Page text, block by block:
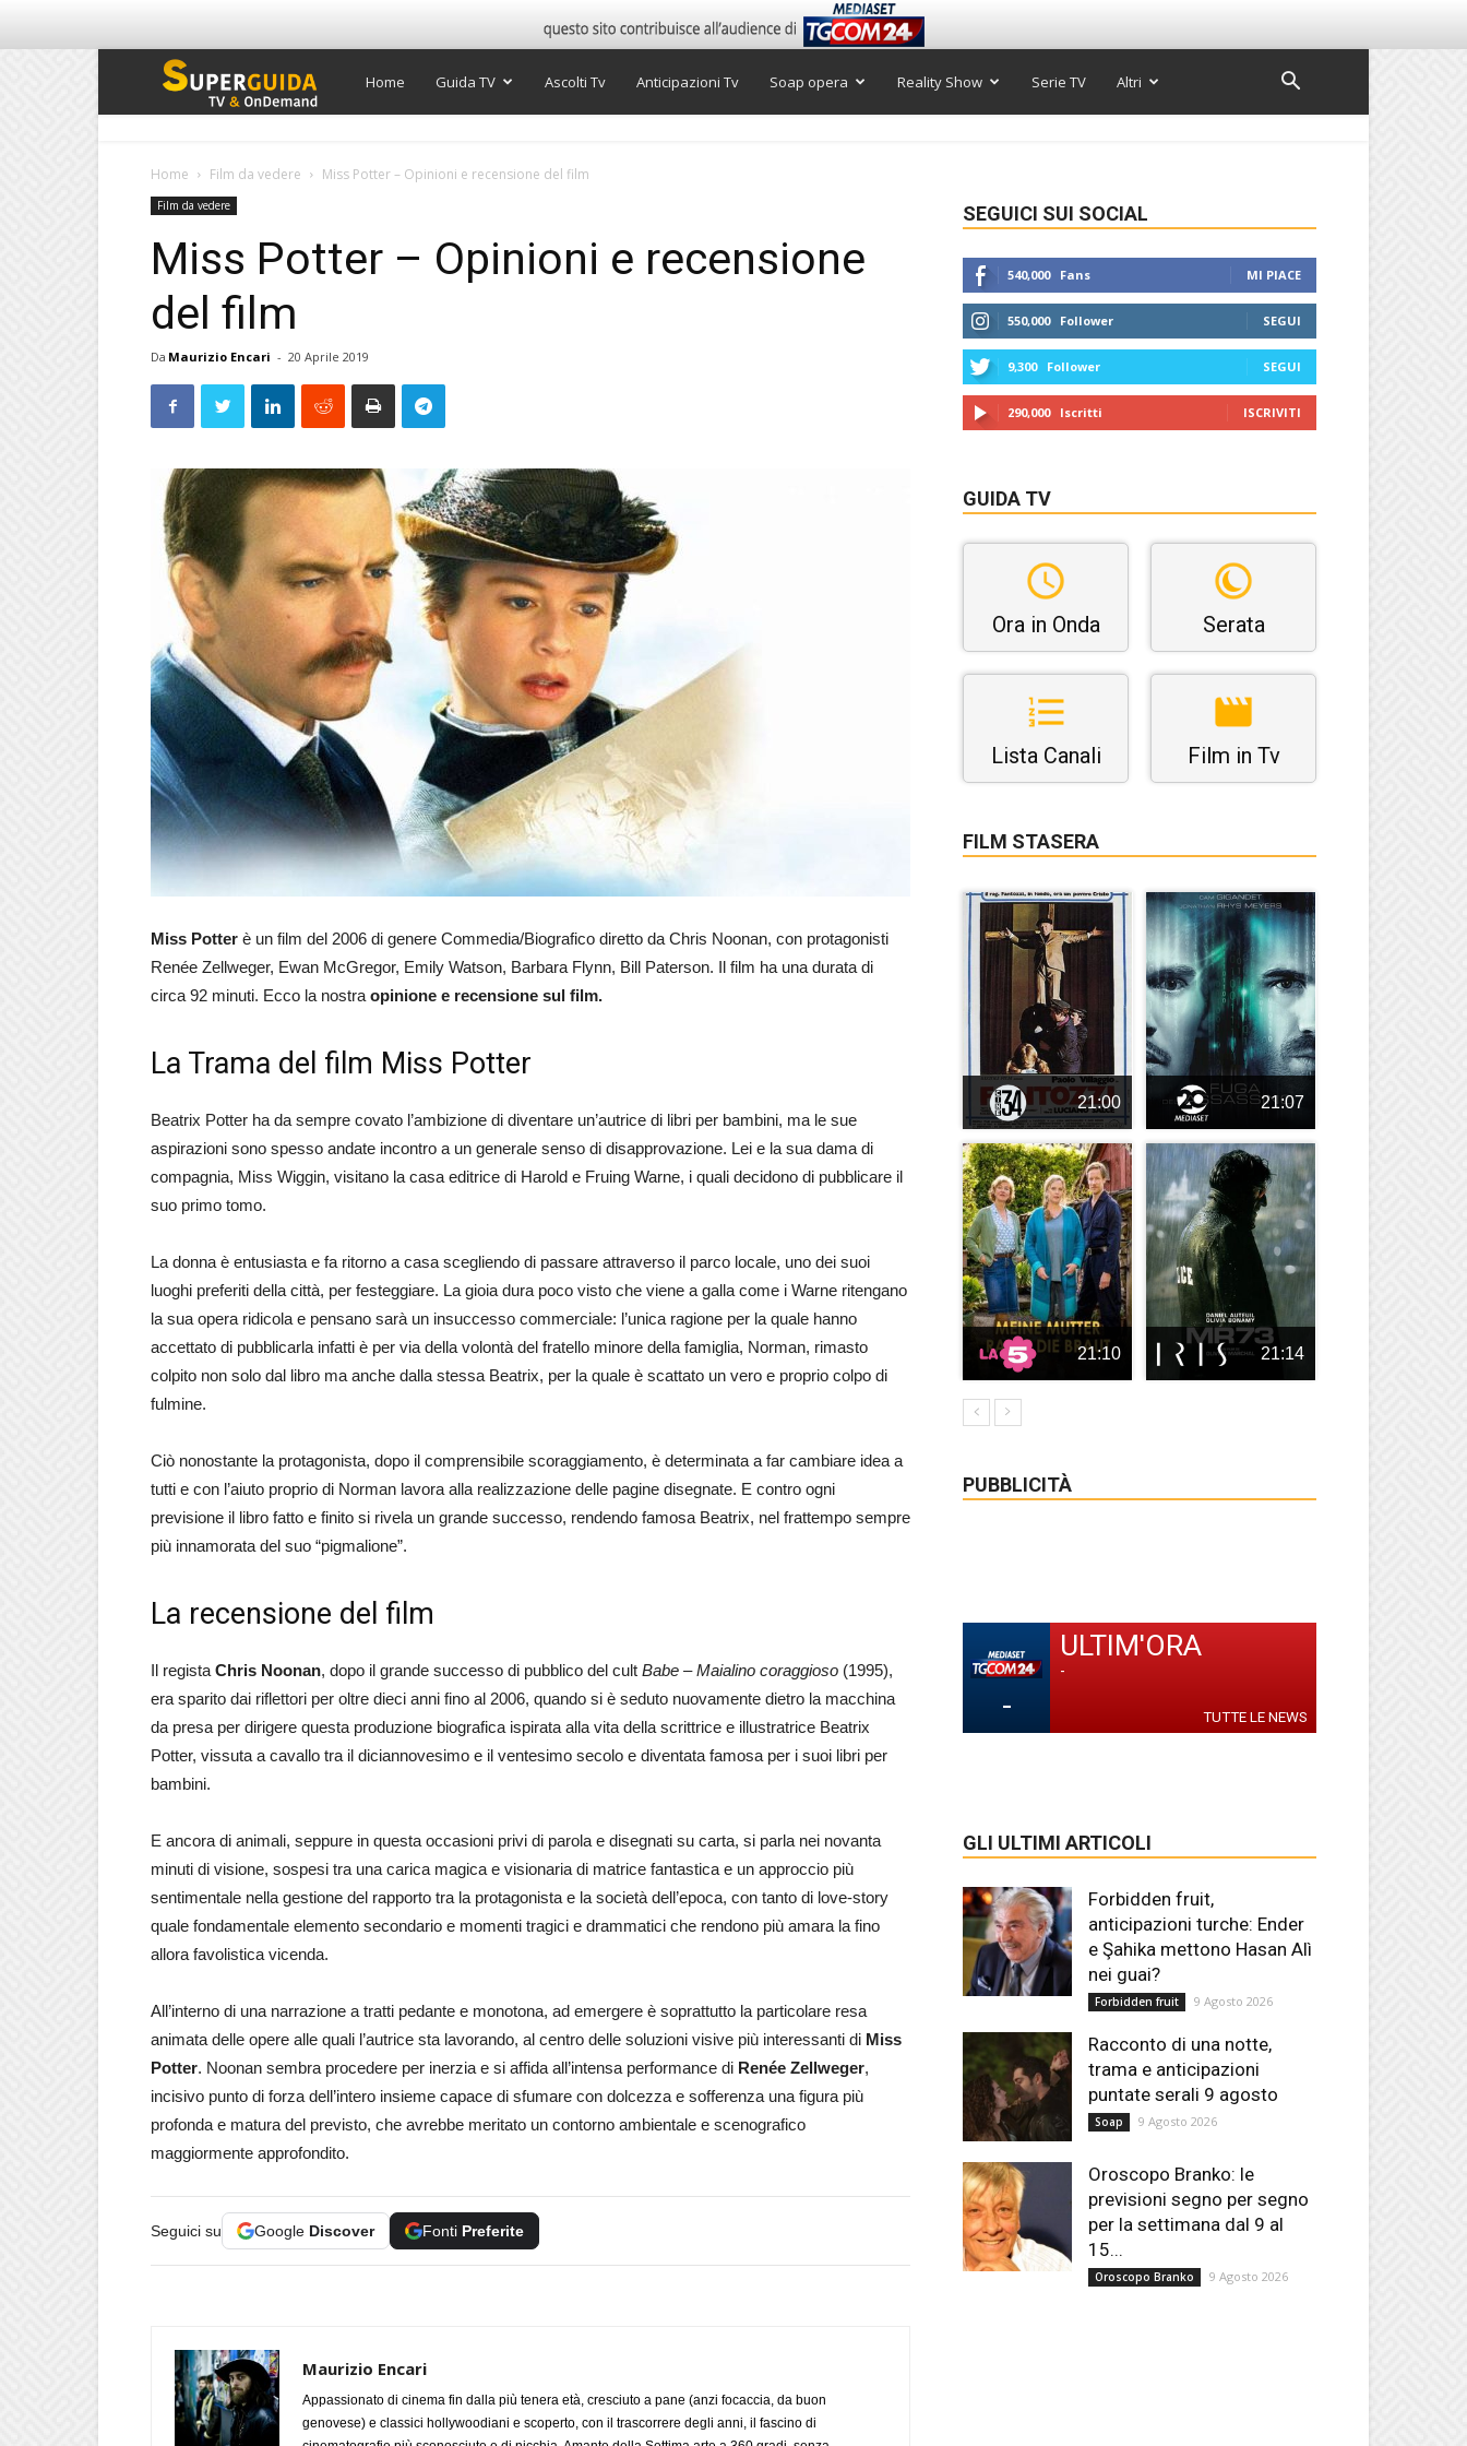
Super
Home Guida TV Ascolti Tv Anticipazioni Tv Soap opera Reality Show Serie TV Altri
Home Film da vedere Miss Potter – Opinioni e recensione del film
Film da vedere
Miss Potter – Opinioni e recensione
del film
Da Maurizio Encari - 20 Aprile 2019
Miss Potter è un film del 2006 di genere Commedia/Biografico diretto da Chris Noonan, con protagonisti
Renée Zellweger, Ewan McGregor, Emily Watson, Barbara Flynn, Bill Paterson. Il film ha una durata di
circa 92 minuti. Ecco la nostra opinione e recensione sul film.
La Trama del film Miss Potter
Beatrix Potter ha da sempre covato l’ambizione di diventare un’autrice di libri per bambini, ma le sue
aspirazioni sono spesso andate incontro a un generale senso di disapprovazione. Lei e la sua dama di
compagnia, Miss Wiggin, visitano la casa editrice di Harold e Fruing Warne, i quali decidono di pubblicare il
suo primo tomo.
La donna è entusiasta e fa ritorno a casa scegliendo di passare attraverso il parco locale, uno dei suoi
luoghi preferiti della città, per festeggiare. La gioia dura poco visto che viene a galla come i Warne ritengano
la sua opera ridicola e pensano sarà un insuccesso commerciale: l’unica ragione per la quale hanno
accettato di pubblicarla infatti è per via della volontà del fratello minore della famiglia, Norman, rimasto
colpito non solo dal libro ma anche dalla stessa Beatrix, per la quale è scattato un vero e proprio colpo di
fulmine.
Ciò nonostante la protagonista, dopo il comprensibile scoraggiamento, è determinata a far cambiare idea a
tutti e con l’aiuto proprio di Norman lavora alla realizzazione delle pagine disegnate. E contro ogni
previsione il libro fatto e finito si rivela un grande successo, rendendo famosa Beatrix, nel frattempo sempre
più innamorata del suo “pigmalione”.
La recensione del film
Il regista Chris Noonan, dopo il grande successo di pubblico del cult Babe – Maialino coraggioso (1995),
era sparito dai riflettori per oltre dieci anni fino al 2006, quando si è seduto nuovamente dietro la macchina
da presa per dirigere questa produzione biografica ispirata alla vita della scrittrice e illustratrice Beatrix
Potter, vissuta a cavallo tra il diciannovesimo e il ventesimo secolo e diventata famosa per i suoi libri per
bambini.
E ancora di animali, seppure in questa occasioni privi di parola e disegnati su carta, si parla nei novanta
minuti di visione, sospesi tra una carica magica e visionaria di matrice fantastica e un approccio più
sentimentale nella gestione del rapporto tra la protagonista e la società dell’epoca, con tanto di love-story
quale fondamentale elemento secondario e momenti tragici e drammatici che rendono più amara la fino
allora favolistica vicenda.
All’interno di una narrazione a tratti pedante e monotona, ad emergere è soprattutto la particolare resa
animata delle opere alle quali l’autrice sta lavorando, al centro delle soluzioni visive più interessanti di Miss
Potter. Noonan sembra procedere per inerzia e si affida all’intensa performance di Renée Zellweger,
incisivo punto di forza dell’intero insieme capace di sfumare con dolcezza e sofferenza una figura più
profonda e matura del previsto, che avrebbe meritato un contorno ambientale e scenografico
maggiormente approfondito.
Seguici su Google Discover Fonti Preferite
Maurizio Encari
Appassionato di cinema fin dalla più tenera età, cresciuto a pane (anzi focaccia, da buon
genovese) e classici hollywoodiani e scoperto, con il trascorrere degli anni, il fascino di
SEGUICI SUI SOCIAL
540,000 Fans MI PIACE
550,000 Follower SEGUI
9,300 Follower SEGUI
290,000 Iscritti ISCRIVITI
GUIDA TV
Ora in Onda Serata
Lista Canali Film in Tv
FILM STASERA
21:00 21:07
21:10 21:14
PUBBLICITÀ
-
ULTIM'ORA
-
TUTTE LE NEWS
GLI ULTIMI ARTICOLI
Forbidden fruit,
anticipazioni turche: Ender
e Şahika mettono Hasan Alì
nei guai?
Forbidden fruit 9 Agosto 2026
Racconto di una notte,
trama e anticipazioni
puntate serali 9 agosto
Soap 9 Agosto 2026
Oroscopo Branko: le
previsioni segno per segno
per la settimana dal 9 al
15...
Oroscopo Branko 9 Agosto 2026